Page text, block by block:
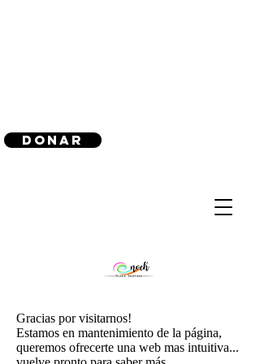
Donar
Gracias por visitarnos!
Estamos en mantenimiento de la página,
queremos ofrecerte una web mas intuitiva...